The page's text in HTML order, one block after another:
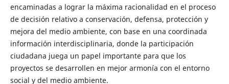
encaminadas a lograr la máxima racionalidad en el proceso
de decisión relativo a conservación, defensa, protección y
mejora del medio ambiente, con base en una coordinada
información interdisciplinaria, donde la participación
ciudadana juega un papel importante para que los
proyectos se desarrollen en mejor armonía con el entorno
social y del medio ambiente.